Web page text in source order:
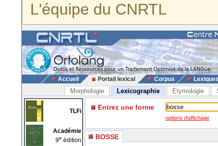
L'équipe du CNRTL
Accueil Portail lexical Corpus
Morphologie Lexicographie Etymologie
TLFi
Académie
9e édition
Entrez une forme
options d'affichage
BOSSE